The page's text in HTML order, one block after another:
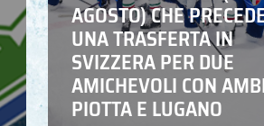
AGOSTO) CHE
UNA TRASFERTA IN
SVIZZERA PER DUE
AMICHEVOLI CON
PIOTTA E LUGANO